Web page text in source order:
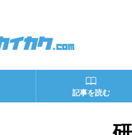
記事を読む